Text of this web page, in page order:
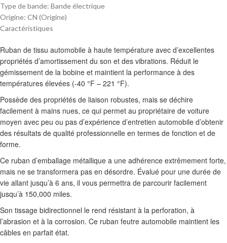
Type de bande: Bande électrique
Origine: CN (Origine)
Caractéristiques
Ruban de tissu automobile à haute température avec d’excellentes
propriétés d’amortissement du son et des vibrations. Réduit le
gémissement de la bobine et maintient la performance à des
températures élevées (-40 °F – 221 °F).
Possède des propriétés de liaison robustes, mais se déchire
facilement à mains nues, ce qui permet au propriétaire de voiture
moyen avec peu ou pas d’expérience d’entretien automobile d’obtenir
des résultats de qualité professionnelle en termes de fonction et de
forme.
Ce ruban d’emballage métallique a une adhérence extrêmement forte,
mais ne se transformera pas en désordre. Évalué pour une durée de
vie allant jusqu’à 6 ans, il vous permettra de parcourir facilement
jusqu’à 150,000 miles.
Son tissage bidirectionnel le rend résistant à la perforation, à
l’abrasion et à la corrosion. Ce ruban feutre automobile maintient les
câbles en parfait état.